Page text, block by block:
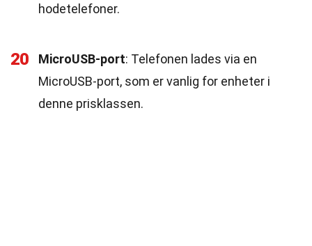
hodetelefoner.
20 MicroUSB-port: Telefonen lades via en
MicroUSB-port, som er vanlig for enheter i
denne prisklassen.